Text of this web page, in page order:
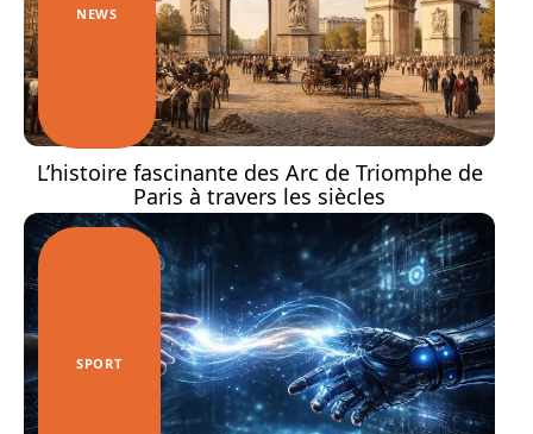
NEWS
L’histoire fascinante des Arc de Triomphe de
Paris à travers les siècles
SPORT